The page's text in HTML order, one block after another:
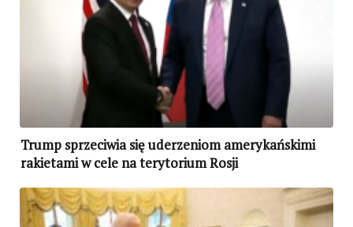
Trump sprzeciwia się uderzeniom amerykańskimi
rakietami w cele na terytorium Rosji